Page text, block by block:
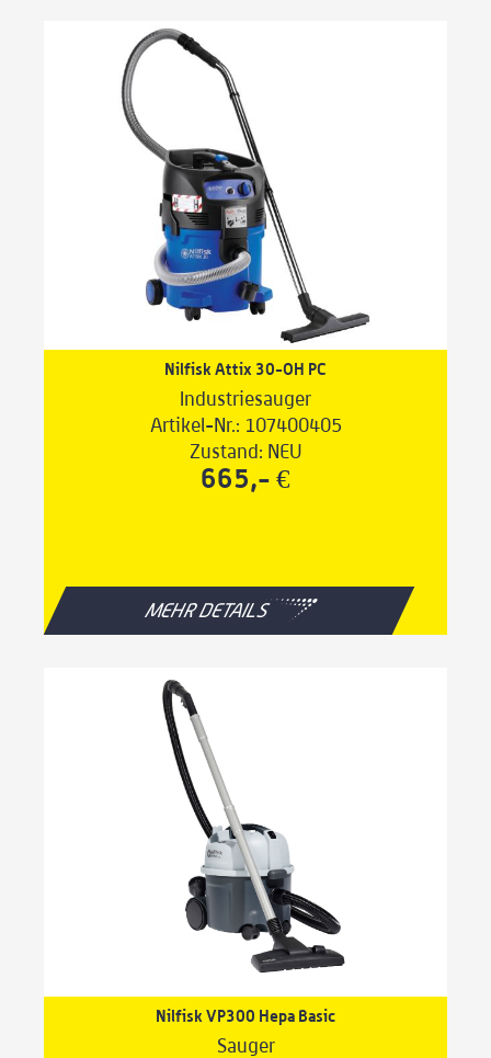
Nilfisk Attix 30-OH PC
Industriesauger
Artikel-Nr.: 107400405
Zustand: NEU
665,- €
MEHR DETAILS
Nilfisk VP300 Hepa Basic
Sauger